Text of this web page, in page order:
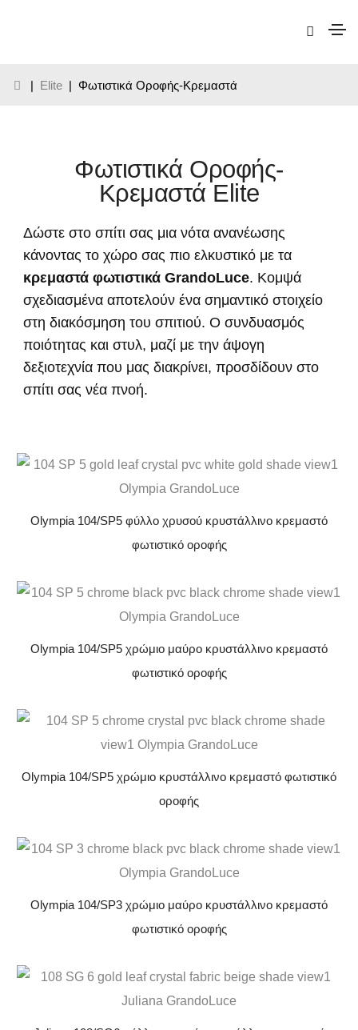
| Elite | Φωτιστικά Οροφής-Κρεμαστά
Φωτιστικά Οροφής-
Κρεμαστά Elite
Δώστε στο σπίτι σας μια νότα ανανέωσης
κάνοντας το χώρο σας πιο ελκυστικό με τα
κρεμαστά φωτιστικά GrandoLuce. Κομψά
σχεδιασμένα αποτελούν ένα σημαντικό στοιχείο
στη διακόσμηση του σπιτιού. Ο συνδυασμός
ποιότητας και στυλ, μαζί με την άψογη
δεξιοτεχνία που μας διακρίνει, προσδίδουν στο
σπίτι σας νέα πνοή.
Olympia 104/SP5 φύλλο χρυσού κρυστάλλινο κρεμαστό
φωτιστικό οροφής
Olympia 104/SP5 χρώμιο μαύρο κρυστάλλινο κρεμαστό
φωτιστικό οροφής
Olympia 104/SP5 χρώμιο κρυστάλλινο κρεμαστό φωτιστικό
οροφής
Olympia 104/SP3 χρώμιο μαύρο κρυστάλλινο κρεμαστό
φωτιστικό οροφής